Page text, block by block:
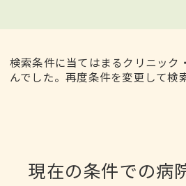
検索条件に当てはまるクリニック
んでした。再度条件を変更して検
現在の条件での病